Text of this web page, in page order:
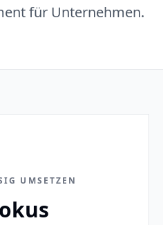
für Unternehmen.
UMSETZEN